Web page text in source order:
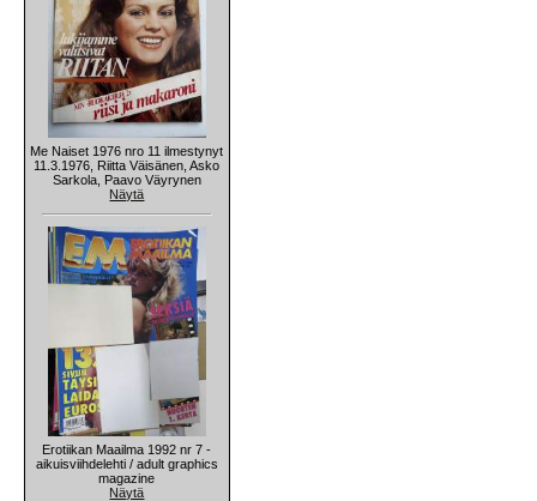
Me Naiset 1976 nro 11 ilmestynyt
11.3.1976, Riitta Väisänen, Asko
Sarkola, Paavo Väyrynen
Näytä
Erotiikan Maailma 1992 nr 7 -
aikuisviihdelehti / adult graphics
magazine
Näytä